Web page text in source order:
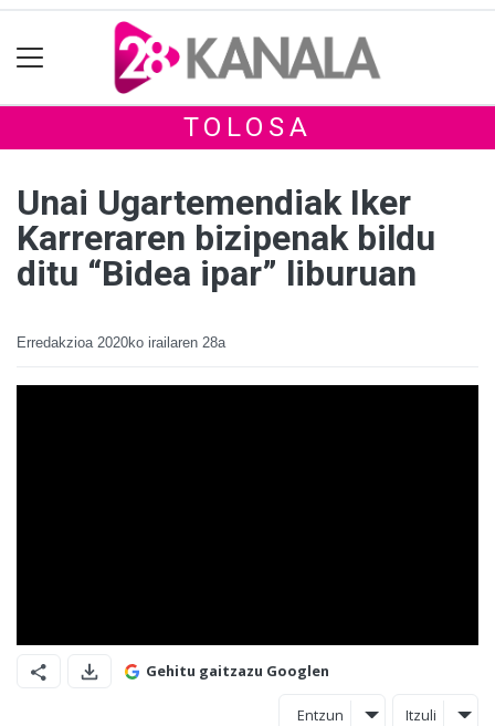
TOLOSA
Unai Ugartemendiak Iker
Karreraren bizipenak bildu
ditu “Bidea ipar” liburuan
Erredakzioa 2020ko irailaren 28a
Gehitu gaitzazu Googlen
Entzun Itzuli